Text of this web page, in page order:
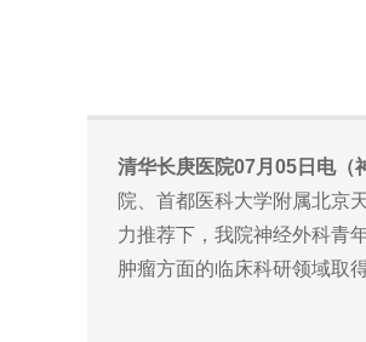
清华长庚医院07月05日电（
院、首都医科大学附属北京
力推荐下，我院神经外科青
肿瘤方面的临床科研领域取